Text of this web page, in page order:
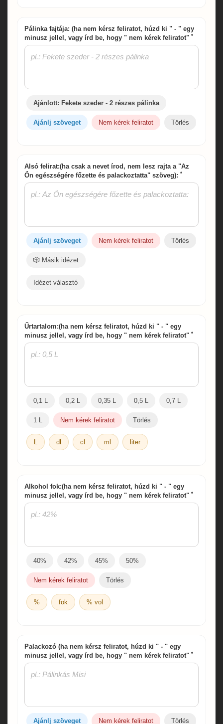
Pálinka fajtája: (ha nem kérsz feliratot, húzd ki " - " egy
minusz jellel, vagy írd be, hogy " nem kérek feliratot" *
Ajánlott: Fekete szeder - 2 részes pálinka
Ajánlj szöveget Nem kérek feliratot Törlés
Alsó felirat:(ha csak a nevet írod, nem lesz rajta a "Az
Ön egészségére főzette és palackoztatta" szöveg): *
Ajánlj szöveget Nem kérek feliratot Törlés
🎲 Másik idézet
Idézet választó
Űrtartalom:(ha nem kérsz feliratot, húzd ki " - " egy
minusz jellel, vagy írd be, hogy " nem kérek feliratot" *
0,1 L 0,2 L 0,35 L 0,5 L 0,7 L
1 L Nem kérek feliratot Törlés
L dl cl ml liter
Alkohol fok:(ha nem kérsz feliratot, húzd ki " - " egy
minusz jellel, vagy írd be, hogy " nem kérek feliratot" *
40% 42% 45% 50%
Nem kérek feliratot Törlés
% fok % vol
Palackozó (ha nem kérsz feliratot, húzd ki " - " egy
minusz jellel, vagy írd be, hogy " nem kérek feliratot" *
Ajánlj szöveget Nem kérek feliratot Törlés